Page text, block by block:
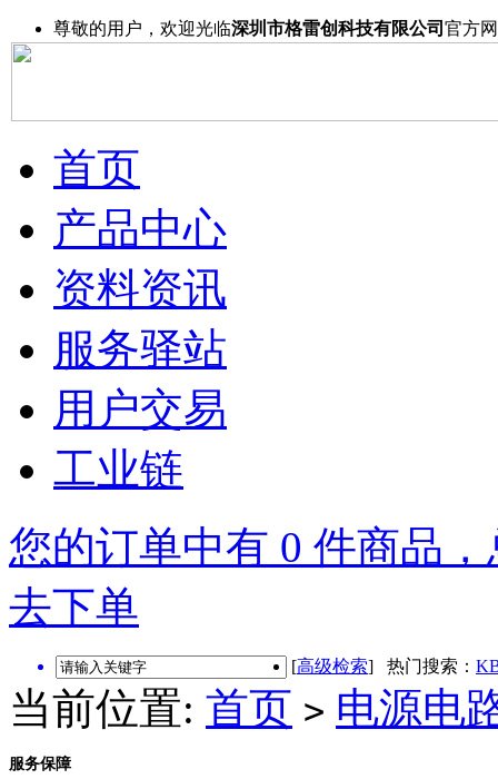
尊敬的用户，欢迎光临深圳市格雷创科技有限公司 官方
首页
产品中心
资料资讯
服务驿站
用户交易
工业链
您的订单中有 0 件商品
去下单
[高级检索] 热门搜索：
当前位置: 首页 > 电源电
服务保障